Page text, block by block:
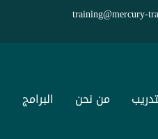
training@mercury-
من نحن البرامج